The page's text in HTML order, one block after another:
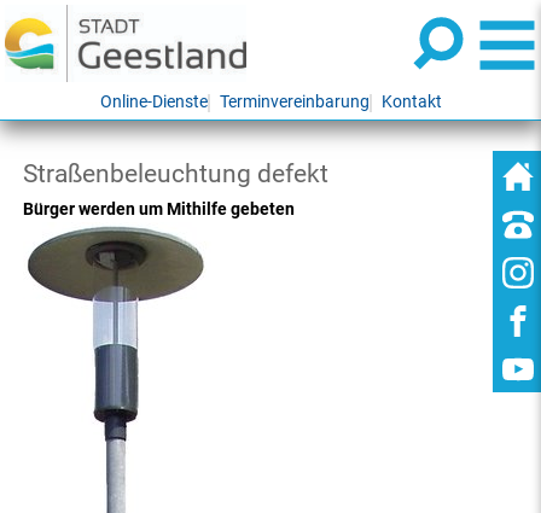
Online-Dienste Terminvereinbarung Kontakt
Straßenbeleuchtung defekt
Bürger werden um Mithilfe gebeten